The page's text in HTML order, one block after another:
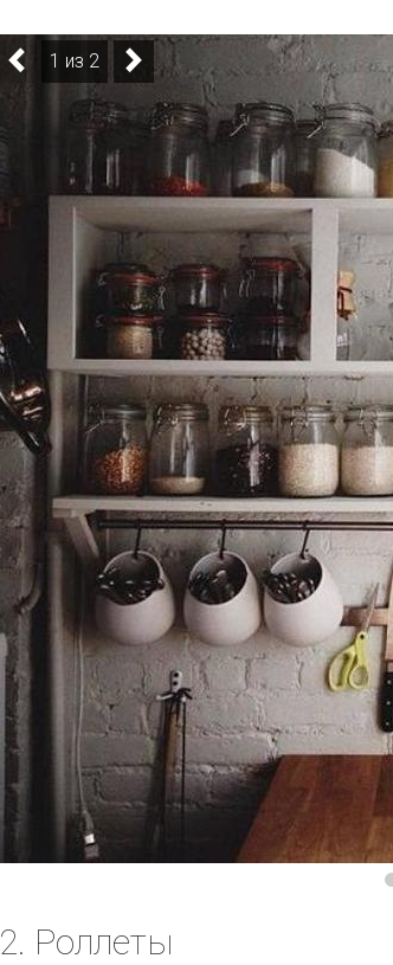
1 из 2
2. Роллеты